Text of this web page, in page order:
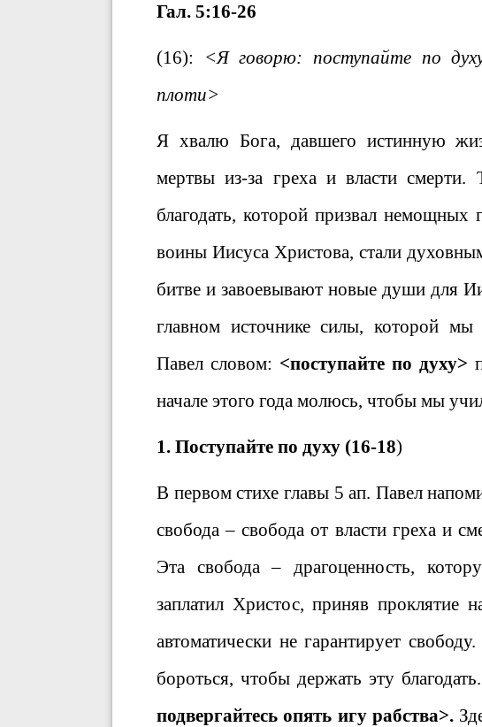
Гал. 5:16-26
(16): <Я говорю: поступайте по
плоти>
Я хвалю Бога, давшего истинную
мертвы из-за греха и власти
благодать, которой призвал
воины Иисуса Христова, стали
битве и завоевывают новые души для
главном источнике силы, которой мы
Павел словом: <поступайте по духу>
начале этого года молюсь, чтобы мы
1. Поступайте по духу (16-18)
В первом стихе главы 5 ап. Павел
свобода – свобода от власти греха и
Эта свобода – драгоценность,
заплатил Христос, приняв
автоматически не гарантирует
бороться, чтобы держать эту
подвергайтесь опять игу рабства>.